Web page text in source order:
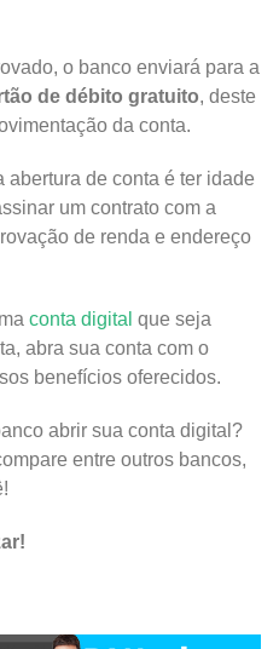
o banco enviará para a
de débito gratuito, deste
da conta.
de conta é ter idade
um contrato com a
de renda e endereço
conta digital que seja
abra sua conta com o
benefícios oferecidos.
abrir sua conta digital?
entre outros bancos,